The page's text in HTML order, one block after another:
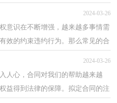
，下面是小编为大...
2024-03-26
意识在不断增强，越来越多事情需
效的约束违约行为。那么常见的合
2024-03-26
人心，合同对我们的帮助越来越
益得到法律的保障。拟定合同的注